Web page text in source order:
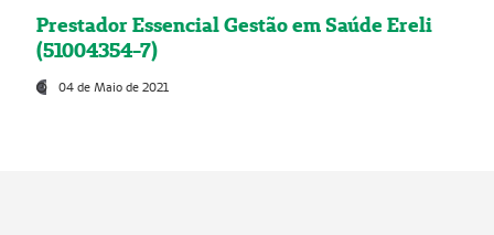
Prestador Essencial Gestão em Saúde Ereli
(51004354-7)
04 de Maio de 2021